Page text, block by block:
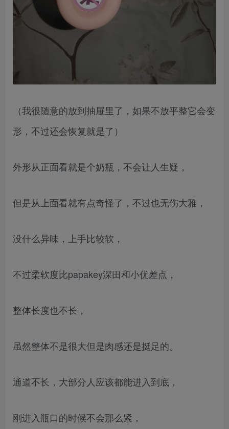
（我很随意的放到抽屉里了，如果不放平整它会变
形，不过还会恢复就是了）
外形从正面看就是个奶瓶，不会让人生疑，
但是从上面看就有点奇怪了，不过也无伤大雅，
没什么异味，上手比较软，
不过柔软度比papakey深田和小优差点，
整体长度也不长，
虽然整体不是很大但是肉感还是挺足的。
通道不长，大部分人应该都能进入到底，
刚进入瓶口的时候不会那么紧，